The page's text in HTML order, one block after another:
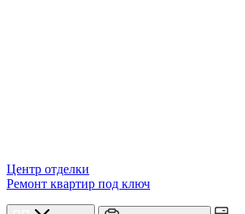
Центр отделки
Ремонт квартир под ключ